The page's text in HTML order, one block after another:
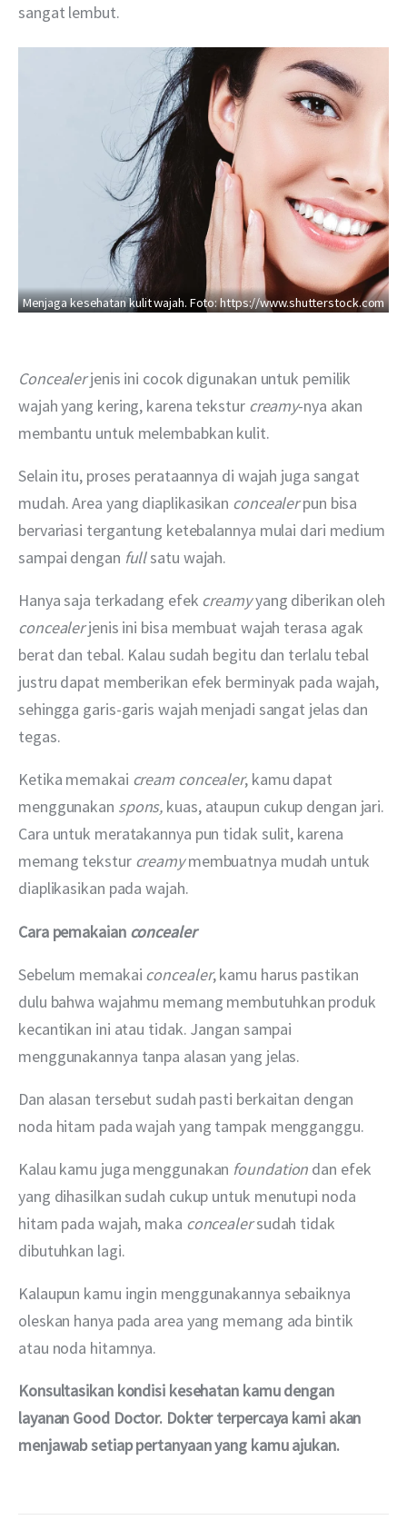
sangat lembut.
Menjaga kesehatan kulit wajah. Foto: https://www.shutterstock.com
Concealer jenis ini cocok digunakan untuk pemilik
wajah yang kering, karena tekstur creamy-nya akan
membantu untuk melembabkan kulit.
Selain itu, proses perataannya di wajah juga sangat
mudah. Area yang diaplikasikan concealer pun bisa
bervariasi tergantung ketebalannya mulai dari medium
sampai dengan full satu wajah.
Hanya saja terkadang efek creamy yang diberikan oleh
concealer jenis ini bisa membuat wajah terasa agak
berat dan tebal. Kalau sudah begitu dan terlalu tebal
justru dapat memberikan efek berminyak pada wajah,
sehingga garis-garis wajah menjadi sangat jelas dan
tegas.
Ketika memakai cream concealer, kamu dapat
menggunakan spons, kuas, ataupun cukup dengan jari.
Cara untuk meratakannya pun tidak sulit, karena
memang tekstur creamy membuatnya mudah untuk
diaplikasikan pada wajah.
Cara pemakaian concealer
Sebelum memakai concealer, kamu harus pastikan
dulu bahwa wajahmu memang membutuhkan produk
kecantikan ini atau tidak. Jangan sampai
menggunakannya tanpa alasan yang jelas.
Dan alasan tersebut sudah pasti berkaitan dengan
noda hitam pada wajah yang tampak mengganggu.
Kalau kamu juga menggunakan foundation dan efek
yang dihasilkan sudah cukup untuk menutupi noda
hitam pada wajah, maka concealer sudah tidak
dibutuhkan lagi.
Kalaupun kamu ingin menggunakannya sebaiknya
oleskan hanya pada area yang memang ada bintik
atau noda hitamnya.
Konsultasikan kondisi kesehatan kamu dengan
layanan Good Doctor. Dokter terpercaya kami akan
menjawab setiap pertanyaan yang kamu ajukan.